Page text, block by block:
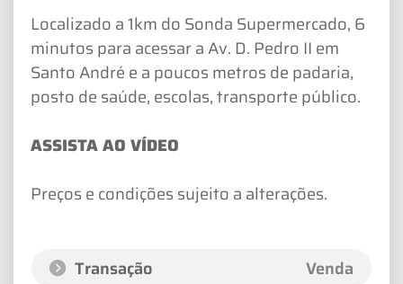
Localizado a 1km do Sonda Supermercado, 6
minutos para acessar a Av. D. Pedro II em
Santo André e a poucos metros de padaria,
posto de saúde, escolas, transporte público.
ASSISTA AO VÍDEO
Preços e condições sujeito a alterações.
Transação
Venda